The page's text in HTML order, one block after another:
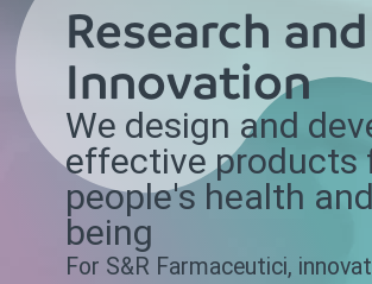
Research and
Innovation
We design and
effective products
people's health
being
For S&R Farmaceutici,